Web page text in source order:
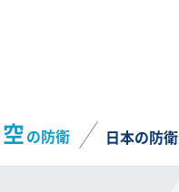
空の防衛 日本の防衛